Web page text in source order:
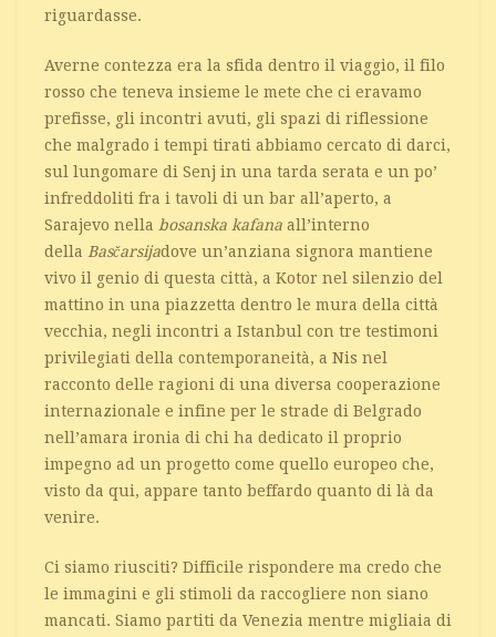
riguardasse.
Averne contezza era la sfida dentro il viaggio, il filo
rosso che teneva insieme le mete che ci eravamo
prefisse, gli incontri avuti, gli spazi di riflessione
che malgrado i tempi tirati abbiamo cercato di darci,
sul lungomare di Senj in una tarda serata e un po’
infreddoliti fra i tavoli di un bar all’aperto, a
Sarajevo nella bosanska kafana all’interno
della Basčarsijadove un’anziana signora mantiene
vivo il genio di questa città, a Kotor nel silenzio del
mattino in una piazzetta dentro le mura della città
vecchia, negli incontri a Istanbul con tre testimoni
privilegiati della contemporaneità, a Nis nel
racconto delle ragioni di una diversa cooperazione
internazionale e infine per le strade di Belgrado
nell’amara ironia di chi ha dedicato il proprio
impegno ad un progetto come quello europeo che,
visto da qui, appare tanto beffardo quanto di là da
venire.
Ci siamo riusciti? Difficile rispondere ma credo che
le immagini e gli stimoli da raccogliere non siano
mancati. Siamo partiti da Venezia mentre migliaia di